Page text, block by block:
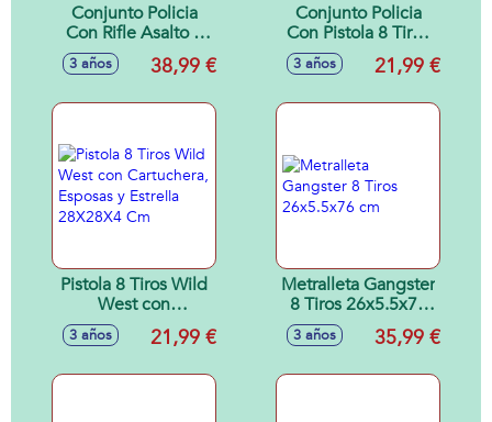
Conjunto Policia
Con Rifle Asalto 8
Tiros y Pistola Con
Complementos
3 años 38,99 €
Conjunto Policia
Con Pistola 8 Tiros
y Complementos
3 años 21,99 €
Pistola 8 Tiros Wild
West con
Cartuchera,
Esposas y Estrella
3 años 21,99 €
Metralleta Gangster
8 Tiros 26x5.5x76
3 años 35,99 €